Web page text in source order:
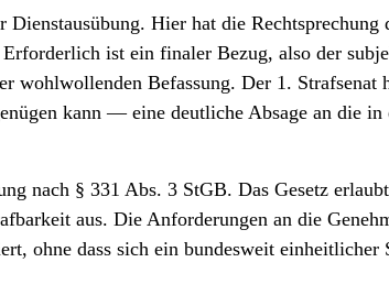
Hier hat die
ist ein finaler Bezug, also der
wohlwollenden Befassung. Der 1.
kann — eine deutliche Absage an die
nach § 331 Abs. 3 StGB. Das Gesetz
aus. Die Anforderungen an die
ohne dass sich ein bundesweit